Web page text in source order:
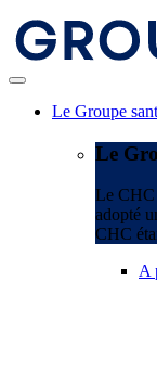
Le Groupe
Le
Le CHC
adopté
CHC
A